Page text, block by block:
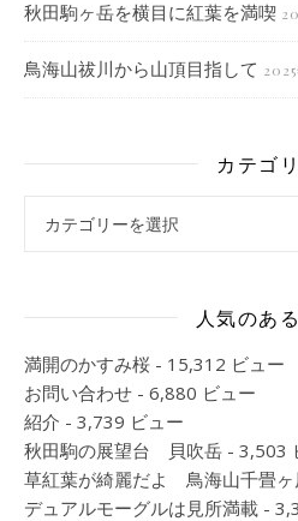
秋田駒ヶ岳を横目に紅葉を満喫
鳥海山祓川から山頂目指して
カテゴ
人気のあ
満開のかすみ桜 - 15,312 ビュー
お問い合わせ - 6,880 ビュー
紹介 - 3,739 ビュー
秋田駒の展望台 貝吹岳 - 3,503
草紅葉が綺麗だよ 鳥海山千畳ヶ
デュアルモーグルは見所満載 -